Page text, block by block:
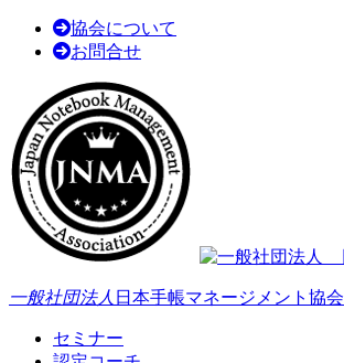
協会について
お問合せ
一般社団法人 日本手帳マネージメント協会
セミナー